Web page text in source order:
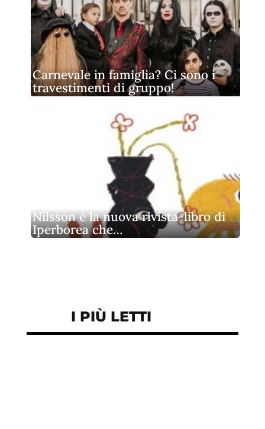
Carnevale in famiglia? Ci sono i
travestimenti di gruppo!
Nilsson è la nuova rivista‑libro di
Iperborea che…
I PIÙ LETTI